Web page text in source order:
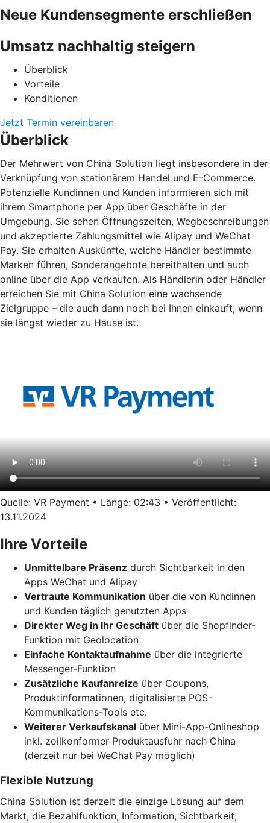
Neue Kundensegmente erschließen
Umsatz nachhaltig steigern
Überblick
Vorteile
Konditionen
Jetzt Termin vereinbaren
Überblick
Der Mehrwert von China Solution liegt insbesondere in der
Verknüpfung von stationärem Handel und E-Commerce.
Potenzielle Kundinnen und Kunden informieren sich mit
ihrem Smartphone per App über Geschäfte in der
Umgebung. Sie sehen Öffnungszeiten, Wegbeschreibungen
und akzeptierte Zahlungsmittel wie Alipay und WeChat
Pay. Sie erhalten Auskünfte, welche Händler bestimmte
Marken führen, Sonderangebote bereithalten und auch
online über die App verkaufen. Als Händlerin oder Händler
erreichen Sie mit China Solution eine wachsende
Zielgruppe – die auch dann noch bei Ihnen einkauft, wenn
sie längst wieder zu Hause ist.
Quelle: VR Payment • Länge: 02:43 • Veröffentlicht:
13.11.2024
Ihre Vorteile
Unmittelbare Präsenz durch Sichtbarkeit in den
Apps WeChat und Alipay
Vertraute Kommunikation über die von Kundinnen
und Kunden täglich genutzten Apps
Direkter Weg in Ihr Geschäft über die Shopfinder-
Funktion mit Geolocation
Einfache Kontaktaufnahme über die integrierte
Messenger-Funktion
Zusätzliche Kaufanreize über Coupons,
Produktinformationen, digitalisierte POS-
Kommunikations-Tools etc.
Weiterer Verkaufskanal über Mini-App-Onlineshop
inkl. zollkonformer Produktausfuhr nach China
(derzeit nur bei WeChat Pay möglich)
Flexible Nutzung
China Solution ist derzeit die einzige Lösung auf dem
Markt, die Bezahlfunktion, Information, Sichtbarkeit,